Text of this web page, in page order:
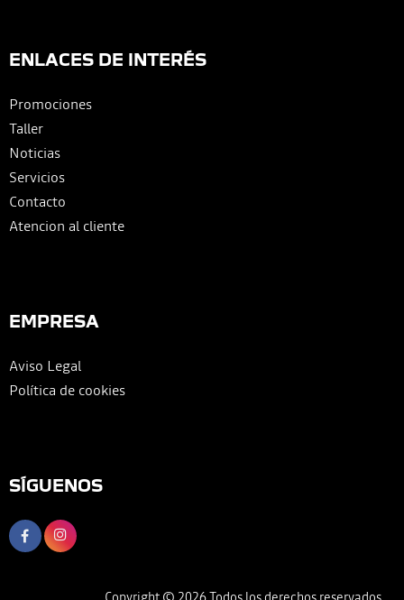
ENLACES DE INTERÉS
Promociones
Taller
Noticias
Servicios
Contacto
Atencion al cliente
EMPRESA
Aviso Legal
Política de cookies
SÍGUENOS